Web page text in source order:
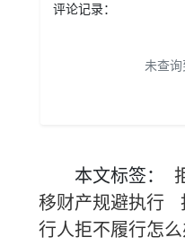
评论记录：
未查询
本文标签：
移财产规避执行
行人拒不履行怎